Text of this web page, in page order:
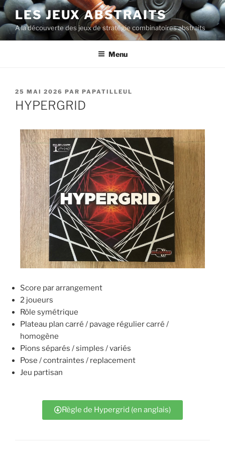
LES JEUX ABSTRAITS
A la découverte des jeux de stratégie combinatoires abstraits
Menu
25 MAI 2026 PAR PAPATILLEUL
HYPERGRID
Score par arrangement
2 joueurs
Rôle symétrique
Plateau plan carré / pavage régulier carré /
homogène
Pions séparés / simples / variés
Pose / contraintes / replacement
Jeu partisan
Règle de Hypergrid (en anglais)